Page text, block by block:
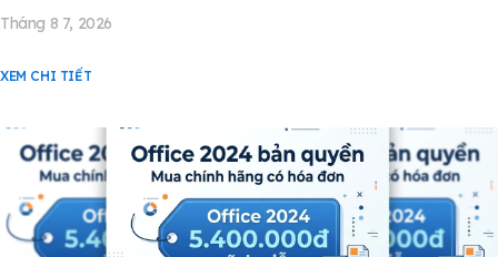
Tháng 8 7, 2026
XEM CHI TIẾT